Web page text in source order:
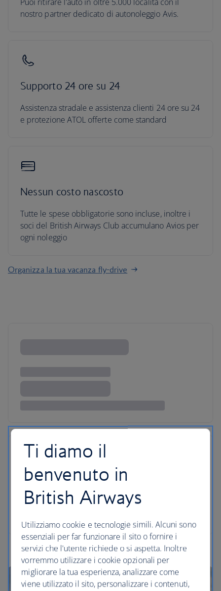
nostro partner dedicato di autonoleggio Avis.
Supporto 24 ore su 24
Assistenza stradale e assistenza clienti 24 ore su 24
e protezione ATOL offerte come standard
Nessun costo nascosto
Tutte le spese obbligatorie sono incluse, inoltre i
soci del British Airways Club accumulano Avios per
ogni noleggio
Organizza la tua vacanza fly-drive
Ti diamo il
benvenuto in
British Airways
Utilizziamo cookie e tecnologie simili. Alcuni sono
essenziali per far funzionare il sito o fornire i
servizi che l'utente richiede o si aspetta. Inoltre
vorremmo utilizzare i cookie opzionali per
migliorare la tua esperienza, analizzare come
viene utilizzato il sito, personalizzare i contenuti,